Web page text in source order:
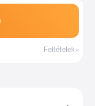
Feltételek